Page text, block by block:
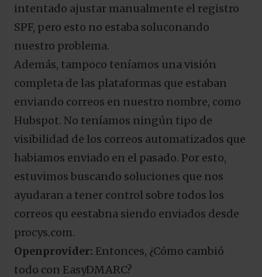
intentado ajustar manualmente el registro
SPF, pero esto no estaba soluconando
nuestro problema.
Además, tampoco teníamos una visión
completa de las plataformas que estaban
enviando correos en nuestro nombre, como
Hubspot. No teníamos ningún tipo de
visibilidad de los correos automatizados que
habiamos enviado en el pasado. Por esto,
estuvimos buscando soluciones que nos
ayudaran a tener control sobre todos los
correos qu eestabna siendo enviados desde
procys.com.
Openprovider: Entonces, ¿Cómo cambió
todo con EasyDMARC?